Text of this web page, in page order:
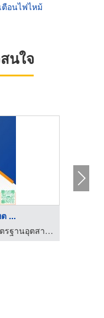
อนไฟไหม้
นใจ
...
ผู้นำเข้าอุปกรณ์ Fire Alarm มาตรฐานอุตสาหกรรม - ดวงพรสวรรค์